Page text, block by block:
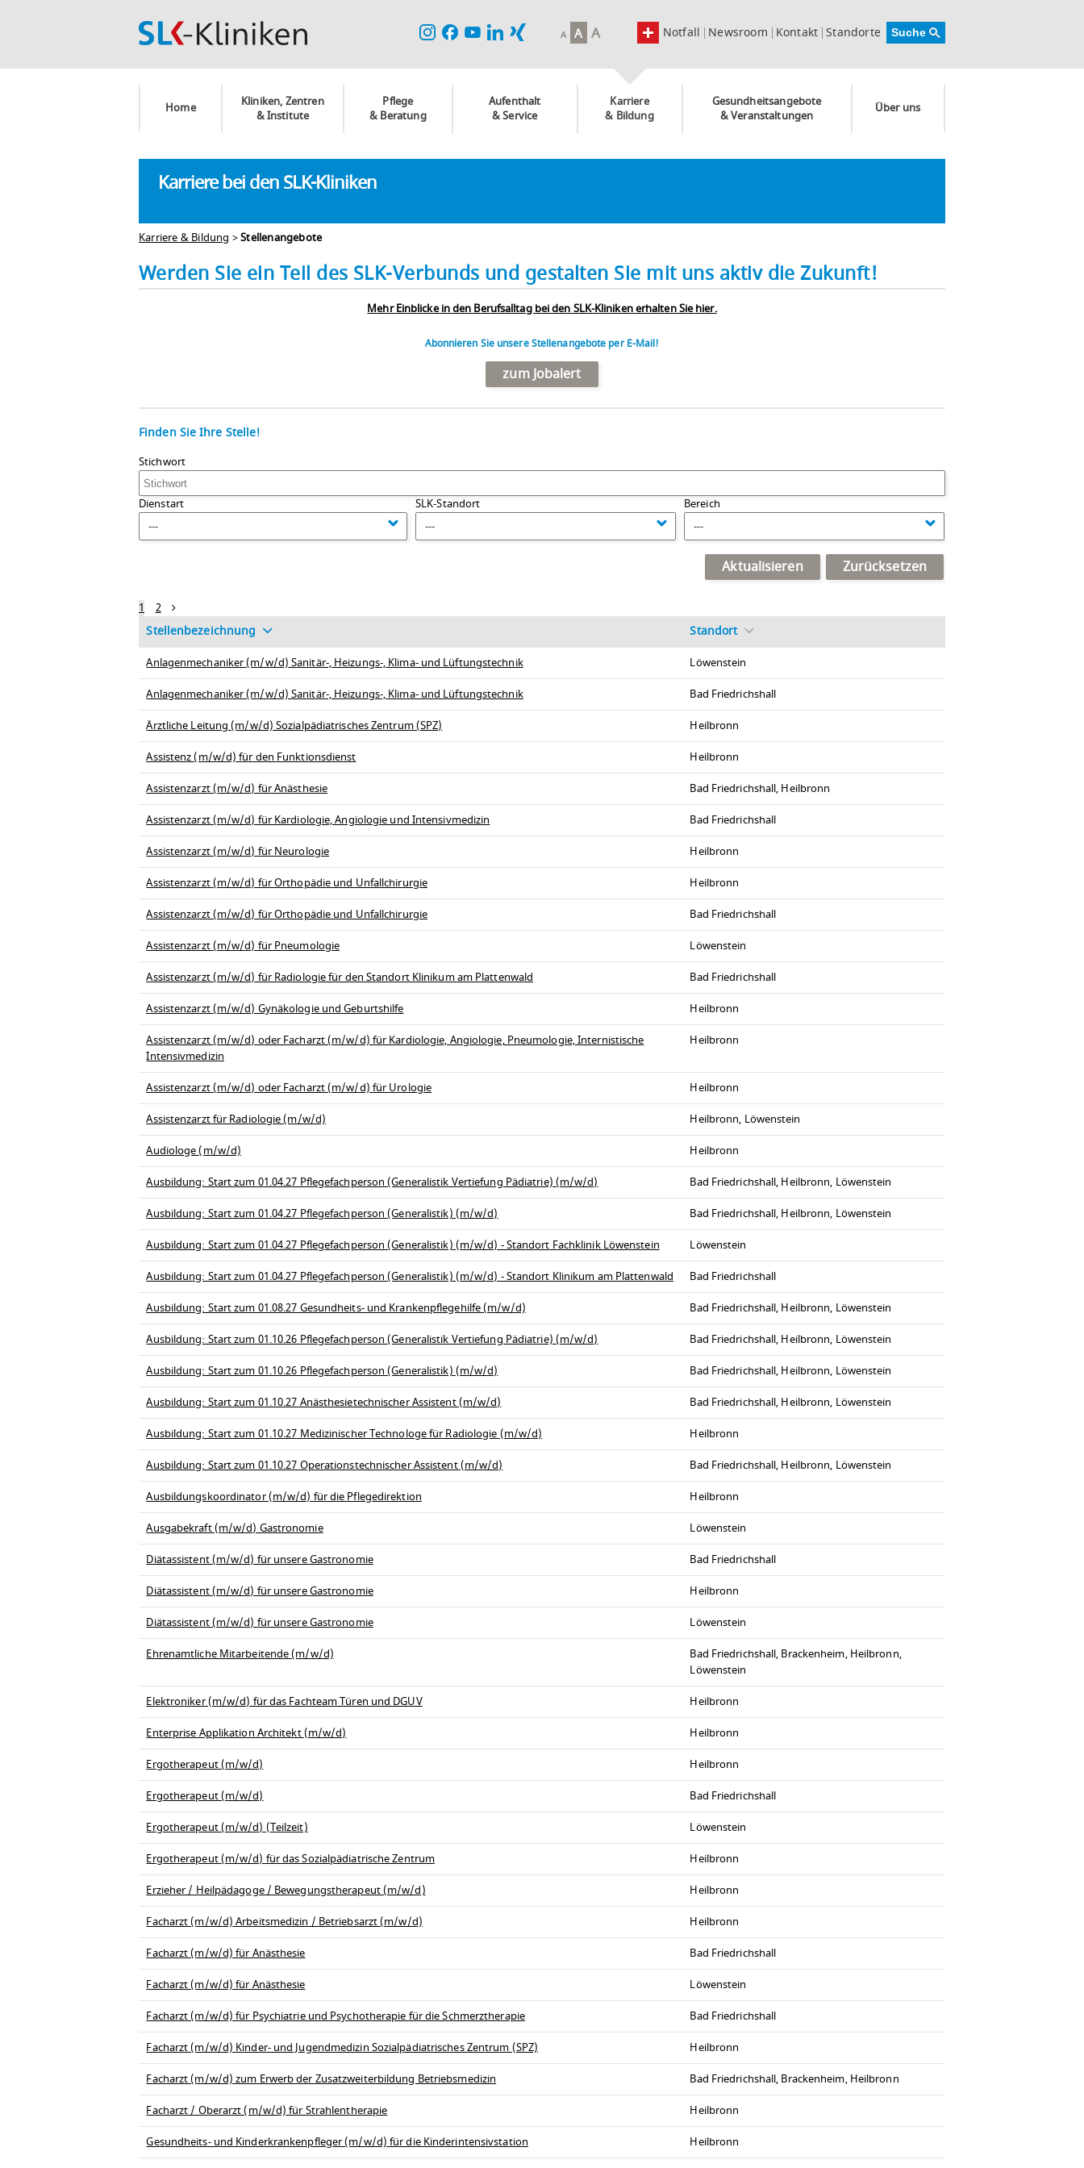
Newsroom Kontakt Standorte
Notfall
A A A
Home
Kliniken, Zentren
& Institute
Pflege
& Beratung
Aufenthalt
& Service
Karriere
& Bildung
Gesundheitsangebote
& Veranstaltungen
Über uns
Karriere bei den SLK-Kliniken
Karriere & Bildung >Stellenangebote
Werden Sie ein Teil des SLK-Verbunds und gestalten Sie mit uns aktiv die Zukunft!
Mehr Einblicke in den Berufsalltag bei den SLK-Kliniken erhalten Sie hier.
Abonnieren Sie unsere Stellenangebote per E-Mail!
zum Jobalert
Finden Sie Ihre Stelle!
Stichwort
Dienstart
---
SLK-Standort
---
Bereich
---
Aktualisieren Zurücksetzen
1
2
Stellenbezeichnung
Standort
Anlagenmechaniker (m/w/d) Sanitär-, Heizungs-, Klima- und Lüftungstechnik
Löwenstein
Anlagenmechaniker (m/w/d) Sanitär-, Heizungs-, Klima- und Lüftungstechnik
Bad Friedrichshall
Ärztliche Leitung (m/w/d) Sozialpädiatrisches Zentrum (SPZ)
Heilbronn
Assistenz (m/w/d) für den Funktionsdienst
Heilbronn
Assistenzarzt (m/w/d) für Anästhesie
Bad Friedrichshall, Heilbronn
Assistenzarzt (m/w/d) für Kardiologie, Angiologie und Intensivmedizin
Bad Friedrichshall
Assistenzarzt (m/w/d) für Neurologie
Heilbronn
Assistenzarzt (m/w/d) für Orthopädie und Unfallchirurgie
Heilbronn
Assistenzarzt (m/w/d) für Orthopädie und Unfallchirurgie
Bad Friedrichshall
Assistenzarzt (m/w/d) für Pneumologie
Löwenstein
Assistenzarzt (m/w/d) für Radiologie für den Standort Klinikum am Plattenwald
Bad Friedrichshall
Assistenzarzt (m/w/d) Gynäkologie und Geburtshilfe
Heilbronn
Assistenzarzt (m/w/d) oder Facharzt (m/w/d) für Kardiologie, Angiologie, Pneumologie, Internistische
Intensivmedizin
Heilbronn
Assistenzarzt (m/w/d) oder Facharzt (m/w/d) für Urologie
Heilbronn
Assistenzarzt für Radiologie (m/w/d)
Heilbronn, Löwenstein
Audiologe (m/w/d)
Heilbronn
Ausbildung: Start zum 01.04.27 Pflegefachperson (Generalistik Vertiefung Pädiatrie) (m/w/d)
Bad Friedrichshall, Heilbronn, Löwenstein
Ausbildung: Start zum 01.04.27 Pflegefachperson (Generalistik) (m/w/d)
Bad Friedrichshall, Heilbronn, Löwenstein
Ausbildung: Start zum 01.04.27 Pflegefachperson (Generalistik) (m/w/d) - Standort Fachklinik Löwenstein
Löwenstein
Ausbildung: Start zum 01.04.27 Pflegefachperson (Generalistik) (m/w/d) - Standort Klinikum am Plattenwald
Bad Friedrichshall
Ausbildung: Start zum 01.08.27 Gesundheits- und Krankenpflegehilfe (m/w/d)
Bad Friedrichshall, Heilbronn, Löwenstein
Ausbildung: Start zum 01.10.26 Pflegefachperson (Generalistik Vertiefung Pädiatrie) (m/w/d)
Bad Friedrichshall, Heilbronn, Löwenstein
Ausbildung: Start zum 01.10.26 Pflegefachperson (Generalistik) (m/w/d)
Bad Friedrichshall, Heilbronn, Löwenstein
Ausbildung: Start zum 01.10.27 Anästhesietechnischer Assistent (m/w/d)
Bad Friedrichshall, Heilbronn, Löwenstein
Ausbildung: Start zum 01.10.27 Medizinischer Technologe für Radiologie (m/w/d)
Heilbronn
Ausbildung: Start zum 01.10.27 Operationstechnischer Assistent (m/w/d)
Bad Friedrichshall, Heilbronn, Löwenstein
Ausbildungskoordinator (m/w/d) für die Pflegedirektion
Heilbronn
Ausgabekraft (m/w/d) Gastronomie
Löwenstein
Diätassistent (m/w/d) für unsere Gastronomie
Bad Friedrichshall
Diätassistent (m/w/d) für unsere Gastronomie
Heilbronn
Diätassistent (m/w/d) für unsere Gastronomie
Löwenstein
Ehrenamtliche Mitarbeitende (m/w/d)
Bad Friedrichshall, Brackenheim, Heilbronn,
Löwenstein
Elektroniker (m/w/d) für das Fachteam Türen und DGUV
Heilbronn
Enterprise Applikation Architekt (m/w/d)
Heilbronn
Ergotherapeut (m/w/d)
Heilbronn
Ergotherapeut (m/w/d)
Bad Friedrichshall
Ergotherapeut (m/w/d) (Teilzeit)
Löwenstein
Ergotherapeut (m/w/d) für das Sozialpädiatrische Zentrum
Heilbronn
Erzieher / Heilpädagoge / Bewegungstherapeut (m/w/d)
Heilbronn
Facharzt (m/w/d) Arbeitsmedizin / Betriebsarzt (m/w/d)
Heilbronn
Facharzt (m/w/d) für Anästhesie
Bad Friedrichshall
Facharzt (m/w/d) für Anästhesie
Löwenstein
Facharzt (m/w/d) für Psychiatrie und Psychotherapie für die Schmerztherapie
Bad Friedrichshall
Facharzt (m/w/d) Kinder- und Jugendmedizin Sozialpädiatrisches Zentrum (SPZ)
Heilbronn
Facharzt (m/w/d) zum Erwerb der Zusatzweiterbildung Betriebsmedizin
Bad Friedrichshall, Brackenheim, Heilbronn
Facharzt / Oberarzt (m/w/d) für Strahlentherapie
Heilbronn
Gesundheits- und Kinderkrankenpfleger (m/w/d) für die Kinderintensivstation
Heilbronn